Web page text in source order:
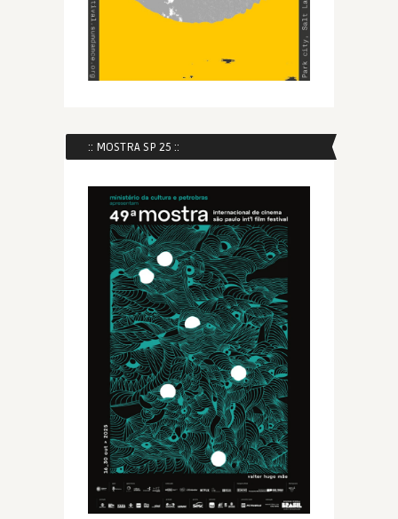
:: MOSTRA SP 25 ::